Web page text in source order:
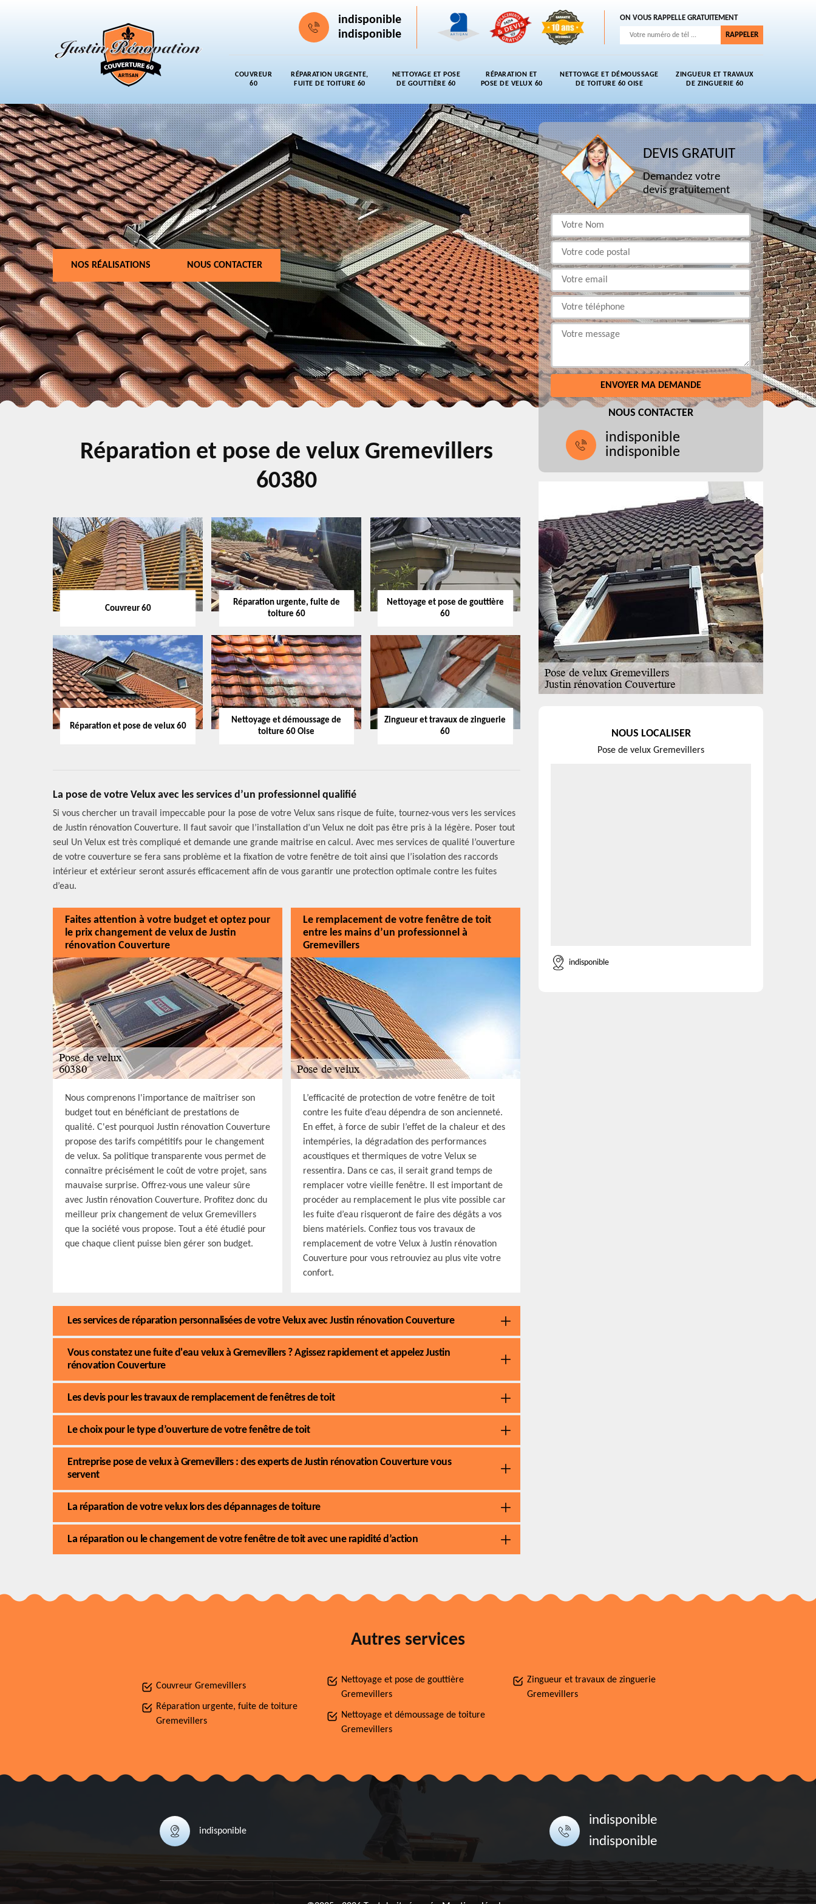
indisponible
indisponible
ON VOUS RAPPELLE GRATUITEMENT
COUVREUR
60
RÉPARATION URGENTE,
FUITE DE TOITURE 60
NETTOYAGE ET POSE
DE GOUTTIÈRE 60
RÉPARATION ET
POSE DE VELUX 60
NETTOYAGE ET DÉMOUSSAGE
DE TOITURE 60 OISE
ZINGUEUR ET TRAVAUX
DE ZINGUERIE 60
NOS RÉALISATIONS NOUS CONTACTER
Réparation et pose de velux Gremevillers
60380
Couvreur 60
Réparation urgente, fuite de
toiture 60
Nettoyage et pose de gouttière
60
Réparation et pose de velux 60
Nettoyage et démoussage de
toiture 60 Oise
Zingueur et travaux de zinguerie
60
La pose de votre Velux avec les services d’un professionnel qualifié
Si vous chercher un travail impeccable pour la pose de votre Velux sans risque de fuite, tournez-vous vers les services
de Justin rénovation Couverture. Il faut savoir que l’installation d’un Velux ne doit pas être pris à la légère. Poser tout
seul Un Velux est très compliqué et demande une grande maitrise en calcul. Avec mes services de qualité l’ouverture
de votre couverture se fera sans problème et la fixation de votre fenêtre de toit ainsi que l’isolation des raccords
intérieur et extérieur seront assurés efficacement afin de vous garantir une protection optimale contre les fuites
d’eau.
Faites attention à votre budget et optez pour
le prix changement de velux de Justin
rénovation Couverture
Nous comprenons l'importance de maîtriser son
budget tout en bénéficiant de prestations de
qualité. C'est pourquoi Justin rénovation Couverture
propose des tarifs compétitifs pour le changement
de velux. Sa politique transparente vous permet de
connaître précisément le coût de votre projet, sans
mauvaise surprise. Offrez-vous une valeur sûre
avec Justin rénovation Couverture. Profitez donc du
meilleur prix changement de velux Gremevillers
que la société vous propose. Tout a été étudié pour
que chaque client puisse bien gérer son budget.
Le remplacement de votre fenêtre de toit
entre les mains d’un professionnel à
Gremevillers
L’efficacité de protection de votre fenêtre de toit
contre les fuite d’eau dépendra de son ancienneté.
En effet, à force de subir l’effet de la chaleur et des
intempéries, la dégradation des performances
acoustiques et thermiques de votre Velux se
ressentira. Dans ce cas, il serait grand temps de
remplacer votre vieille fenêtre. Il est important de
procéder au remplacement le plus vite possible car
les fuite d’eau risqueront de faire des dégâts a vos
biens matériels. Confiez tous vos travaux de
remplacement de votre Velux à Justin rénovation
Couverture pour vous retrouviez au plus vite votre
confort.
Les services de réparation personnalisées de votre Velux avec Justin rénovation Couverture
Vous constatez une fuite d'eau velux à Gremevillers ? Agissez rapidement et appelez Justin
rénovation Couverture
Les devis pour les travaux de remplacement de fenêtres de toit
Le choix pour le type d’ouverture de votre fenêtre de toit
Entreprise pose de velux à Gremevillers : des experts de Justin rénovation Couverture vous
servent
La réparation de votre velux lors des dépannages de toiture
La réparation ou le changement de votre fenêtre de toit avec une rapidité d’action
DEVIS GRATUIT
Demandez votre
devis gratuitement
NOUS CONTACTER
indisponible
indisponible
NOUS LOCALISER
Pose de velux Gremevillers
indisponible
Autres services
Couvreur Gremevillers
Réparation urgente, fuite de toiture
Gremevillers
Nettoyage et pose de gouttière
Gremevillers
Nettoyage et démoussage de toiture
Gremevillers
Zingueur et travaux de zinguerie
Gremevillers
indisponible
indisponible
indisponible